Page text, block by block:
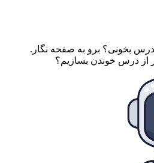
بخونی؟ برو به صفحه نگار.
از درس خوندن بسازیم؟